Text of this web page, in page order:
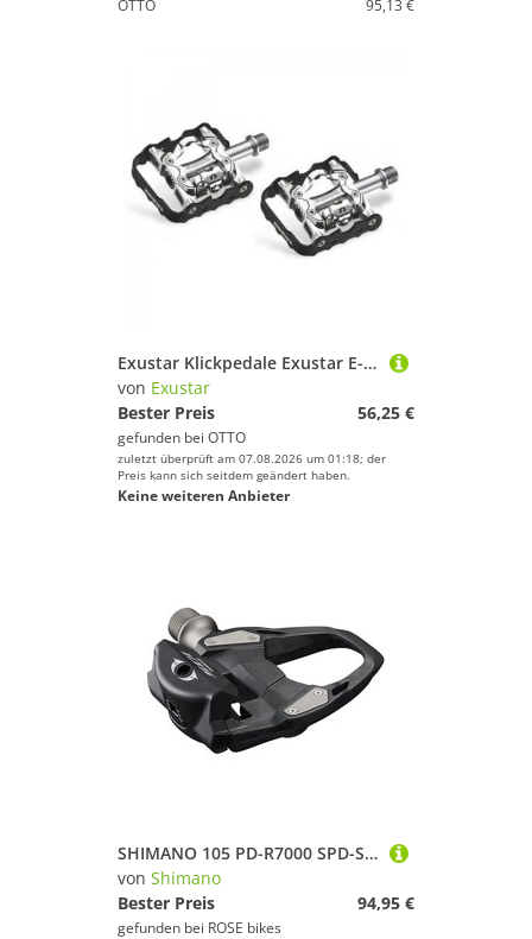
OTTO 95,13 €
Exustar Klickpedale Exustar E-PM-86 MTB-DUO-Pedale
von Exustar
Bester Preis
56,25 €
gefunden bei OTTO
zuletzt überprüft am 07.08.2026 um 01:18; der
Preis kann sich seitdem geändert haben.
Keine weiteren Anbieter
SHIMANO 105 PD-R7000 SPD-SL Pedalsatz
von Shimano
Bester Preis
94,95 €
gefunden bei ROSE bikes